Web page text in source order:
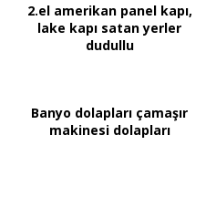
2.el amerikan panel kapı,
lake kapı satan yerler
dudullu
Banyo dolapları çamaşır
makinesi dolapları